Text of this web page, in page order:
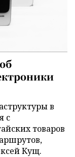
в
с
товаров
Кущ.